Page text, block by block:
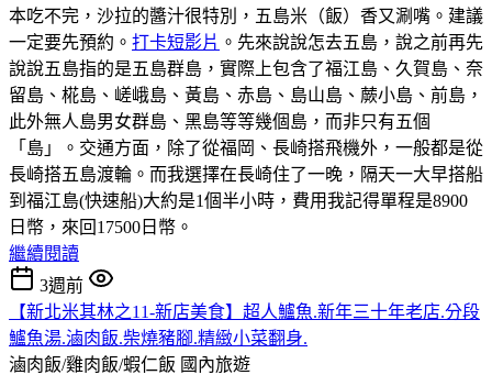
本吃不完，沙拉的醬汁很特別，五島米（飯）香又涮嘴。建議
一定要先預約。 打卡短影片 。先來說說怎去五島，說之前再先
說說五島指的是五島群島，實際上包含了福江島、久賀島、奈
留島、椛島、嵯峨島、黃島、赤島、島山島、蕨小島、前島，
此外無人島男女群島、黑島等等幾個島，而非只有五個
「島」。交通方面，除了從福岡、長崎搭飛機外，一般都是從
長崎搭五島渡輪。而我選擇在長崎住了一晚，隔天一大早搭船
到福江島(快速船)大約是1個半小時，費用我記得單程是8900
日幣，來回17500日幣。
繼續閱讀
3週前
【新北米其林之11-新店美食】超人鱸魚.新年三十年老店.分段
鱸魚湯.滷肉飯.柴燒豬腳.精緻小菜翻身.
滷肉飯/雞肉飯/蝦仁飯 國內旅遊